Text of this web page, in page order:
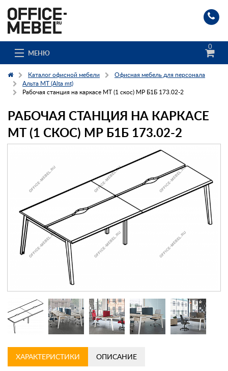
МЕНЮ
0
О компании
Гос. заказчикам
Клиенты
Заказ каталога
Контакты
Заказать обратный звонок
Каталог офисной мебели
Офисная мебель для персонала
Альта МТ (Alta mt)
Рабочая станция на каркасе МТ (1 скос) МР Б1Б 173.02-2
РАБОЧАЯ СТАНЦИЯ НА КАРКАСЕ
МТ (1 СКОС) МР Б1Б 173.02-2
ХАРАКТЕРИСТИКИ ОПИСАНИЕ